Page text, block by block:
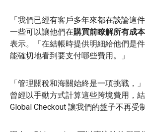
「我們已經有客戶多年來都在談論這
一些可以讓他們在購買前瞭解所有成本
表示。「在結帳時提供明細給他們是
能確切地看到要支付哪些費用。」
「管理關稅和海關始終是一項挑戰，
曾經以手動方式計算這些跨境費用，
Global Checkout 讓我們的盤子不再受